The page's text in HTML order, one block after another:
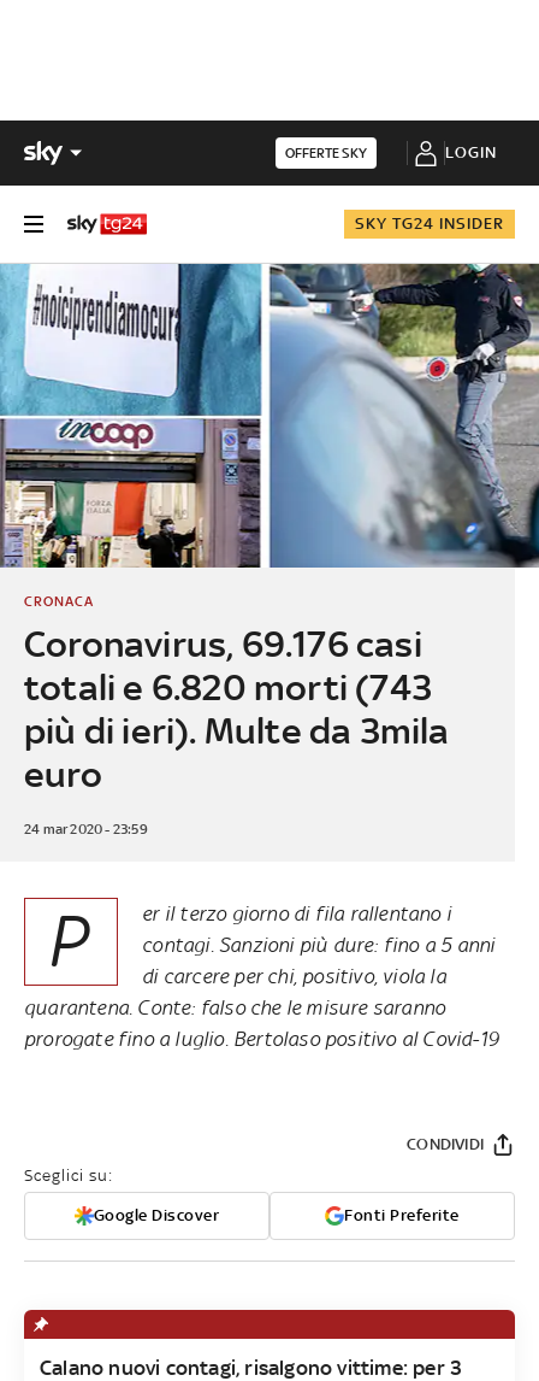
OFFERTE SKY LOGIN
SKY TG24 INSIDER
Coronavirus, 69.176 casi
totali e 6.820 morti (743
più di ieri). Multe da 3mila
euro
CRONACA
24 mar 2020 - 23:59
P
er il terzo giorno di fila rallentano i
contagi. Sanzioni più dure: fino a 5 anni
di carcere per chi, positivo, viola la
quarantena. Conte: falso che le misure saranno
prorogate fino a luglio. Bertolaso positivo al Covid-19
Sceglici su:
Google Discover Fonti Preferite
CONDIVIDI
Calano nuovi contagi, risalgono vittime: per 3